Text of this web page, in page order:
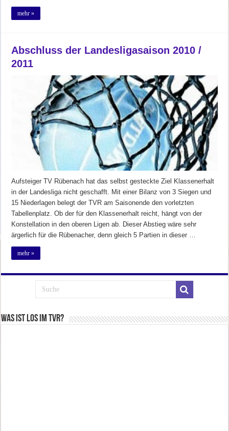
mehr »
Abschluss der Landesligasaison 2010 /
2011
Aufsteiger TV Rübenach hat das selbst gesteckte Ziel Klassenerhalt
in der Landesliga nicht geschafft. Mit einer Bilanz von 3 Siegen und
15 Niederlagen belegt der TVR am Saisonende den vorletzten
Tabellenplatz. Ob der für den Klassenerhalt reicht, hängt von der
Konstellation in den oberen Ligen ab. Dieser Abstieg wäre sehr
ärgerlich für die Rübenacher, denn gleich 5 Partien in dieser …
mehr »
Was ist los im TVR?